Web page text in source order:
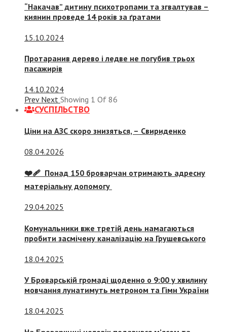
“Накачав” дитину психотропами та згвалтував –
киянин проведе 14 років за ґратами
15.10.2024
Протаранив дерево і ледве не погубив трьох
пасажирів
14.10.2024
Prev Next Showing 1 Of 86
СУСПIЛЬСТВО
Ціни на АЗС скоро знизяться, – Свириденко
08.04.2026
❤️‍🩹 Понад 150 броварчан отримають адресну
матеріальну допомогу
29.04.2025
Комунальники вже третій день намагаються
пробити засмічену каналізацію на Грушевського
18.04.2025
У Броварській громаді щоденно о 9:00 у хвилину
мовчання лунатимуть метроном та Гімн України
18.04.2025